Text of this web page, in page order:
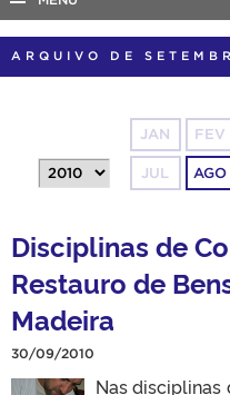
CONCURSOS
PORTARIAS
ARQUIVO DE
JAN FEV
JUL AGO
Disciplinas de
Restauro de
Madeira
30/09/2010
Nas disciplinas